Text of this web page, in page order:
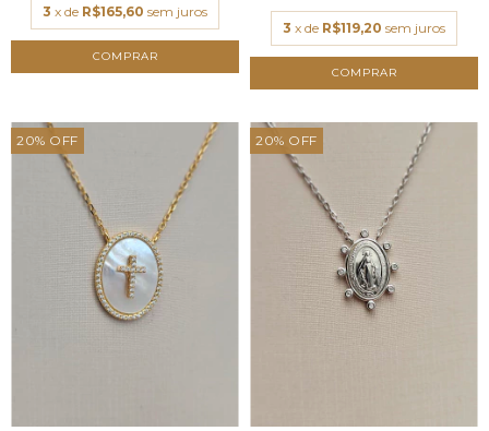
3 x de R$165,60 sem juros
3 x de R$119,20 sem juros
COMPRAR
20% OFF 20% OFF